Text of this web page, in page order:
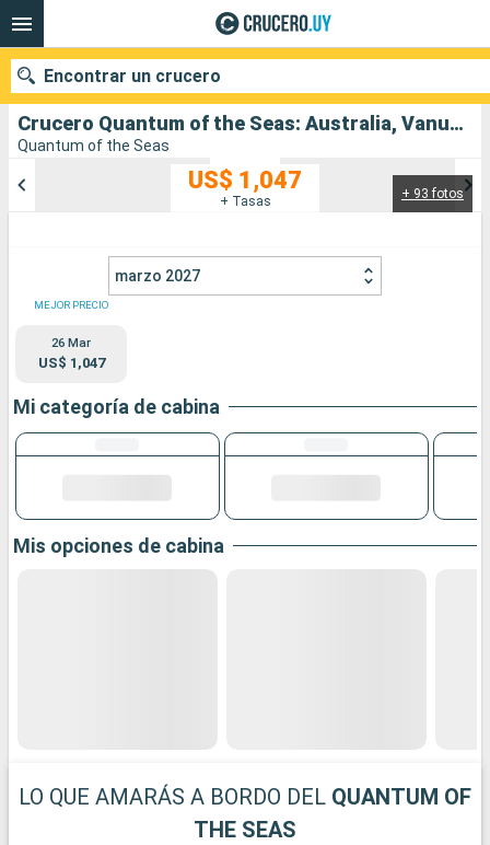
Crucero Quantum of the Seas: Australia, Vanuatu salida desde Brisbane
Quantum of the Seas
+ 93 fotos
US$ 1,047
+ Tasas
marzo 2027
MEJOR PRECIO
26 Mar
US$ 1,047
Mi categoría de cabina
Mis opciones de cabina
LO QUE AMARÁS A BORDO DEL QUANTUM OF
THE SEAS
Encontrar un crucero
Puertos Compañías